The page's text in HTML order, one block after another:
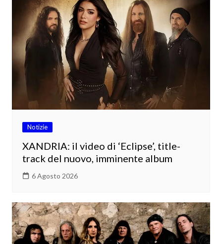
Notizie
XANDRIA: il video di ‘Eclipse’, title-
track del nuovo, imminente album
6 Agosto 2026